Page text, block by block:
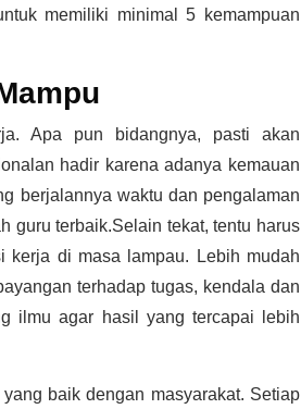
memiliki minimal 5 kemampuan
Apa pun bidangnya, pasti akan
hadir karena adanya kemauan
berjalannya waktu dan pengalaman
guru terbaik.Selain tekat, tentu harus
kerja di masa lampau. Lebih mudah
terhadap tugas, kendala dan
ilmu agar hasil yang tercapai lebih
baik dengan masyarakat. Setiap